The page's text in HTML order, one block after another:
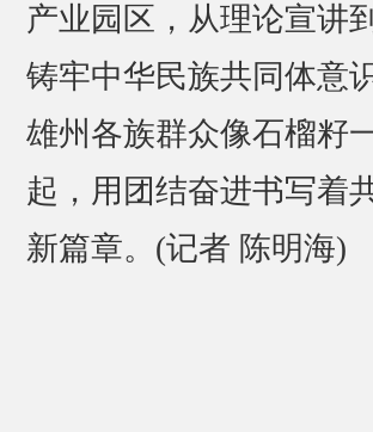
产业园区，从理论宣讲
铸牢中华民族共同体意
雄州各族群众像石榴籽
起，用团结奋进书写着
新篇章。(记者 陈明海)